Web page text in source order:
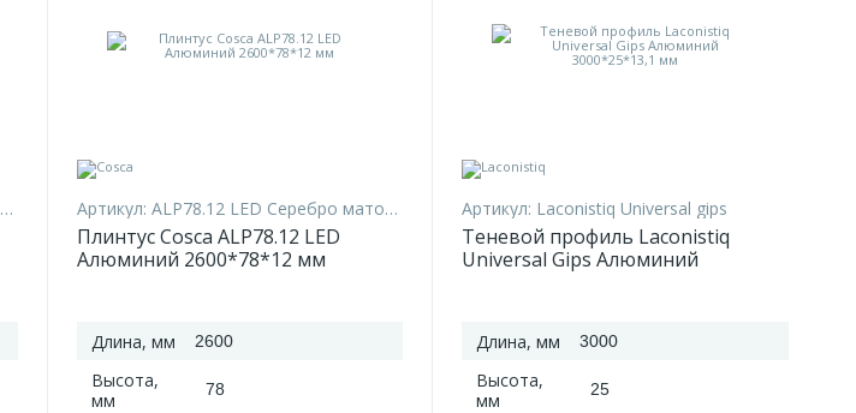
Артикул: ALP78.12 LED Серебро матовое
Плинтус Cosca ALP78.12 LED
Алюминий 2600*78*12 мм
Длина, мм 2600
Высота,
мм
78
Артикул: Laconistiq Universal gips
Теневой профиль Laconistiq
Universal Gips Алюминий
Длина, мм 3000
Высота,
мм
25